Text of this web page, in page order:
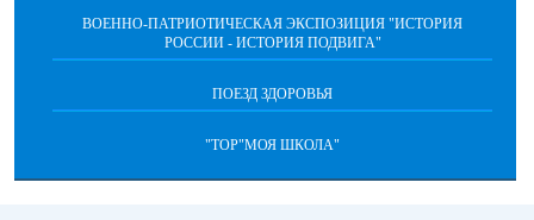
ВОЕННО-ПАТРИОТИЧЕСКАЯ ЭКСПОЗИЦИЯ "ИСТОРИЯ
РОССИИ - ИСТОРИЯ ПОДВИГА"
ПОЕЗД ЗДОРОВЬЯ
"ТОР"МОЯ ШКОЛА"